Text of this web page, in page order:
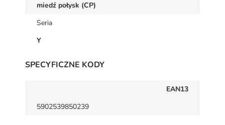
miedź połysk (CP)
Seria
Y
SPECYFICZNE KODY
EAN13
5902539850239